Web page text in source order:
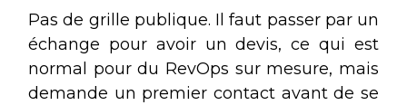
Pas de grille publique. Il faut passer par un
échange pour avoir un devis, ce qui est
normal pour du RevOps sur mesure, mais
demande un premier contact avant de se